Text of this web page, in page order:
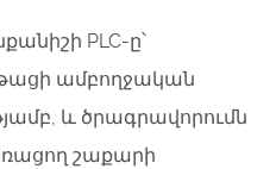
PLC-ը՝
ամբողջական
և ծրագրավորումն
շաքարի